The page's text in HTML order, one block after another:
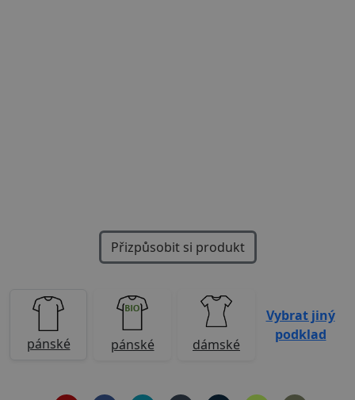
Přizpůsobit si produkt
pánské pánské dámské
Vybrat jiný
podklad